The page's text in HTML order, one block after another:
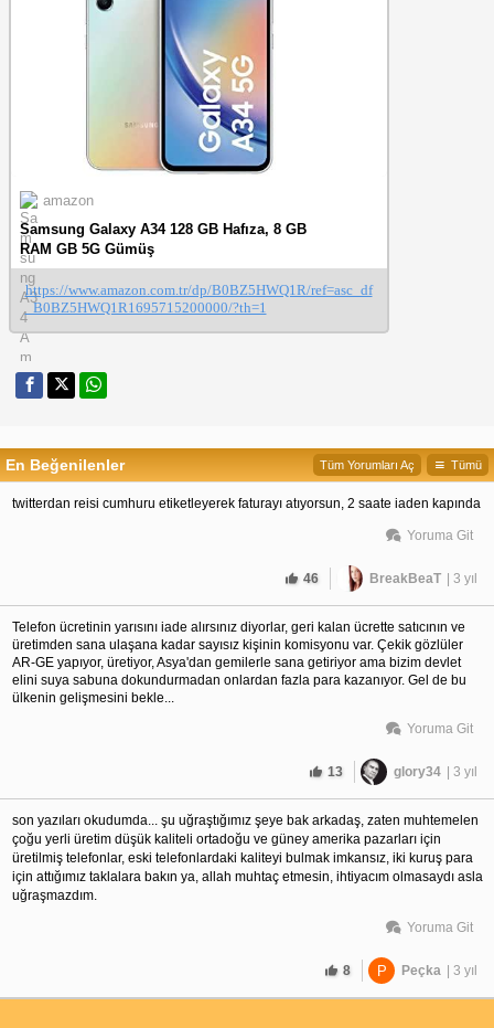
amazon
Samsung Galaxy A34 128 GB Hafıza, 8 GB
RAM GB 5G Gümüş
https://www.amazon.com.tr/dp/B0BZ5HWQ1R/ref=asc_df
_B0BZ5HWQ1R1695715200000/?th=1
En Beğenilenler Tümü
Tüm Yorumları Aç
twitterdan reisi cumhuru etiketleyerek faturayı atıyorsun, 2 saate iaden kapında
Yoruma Git
46 BreakBeaT | 3 yıl
Telefon ücretinin yarısını iade alırsınız diyorlar, geri kalan ücrette satıcının ve
üretimden sana ulaşana kadar sayısız kişinin komisyonu var. Çekik gözlüler
AR-GE yapıyor, üretiyor, Asya'dan gemilerle sana getiriyor ama bizim devlet
elini suya sabuna dokundurmadan onlardan fazla para kazanıyor. Gel de bu
ülkenin gelişmesini bekle...
Yoruma Git
13 glory34 | 3 yıl
son yazıları okudumda... şu uğraştığımız şeye bak arkadaş, zaten muhtemelen
çoğu yerli üretim düşük kaliteli ortadoğu ve güney amerika pazarları için
üretilmiş telefonlar, eski telefonlardaki kaliteyi bulmak imkansız, iki kuruş para
için attığımız taklalara bakın ya, allah muhtaç etmesin, ihtiyacım olmasaydı asla
uğraşmazdım.
Yoruma Git
8 P Peçka | 3 yıl